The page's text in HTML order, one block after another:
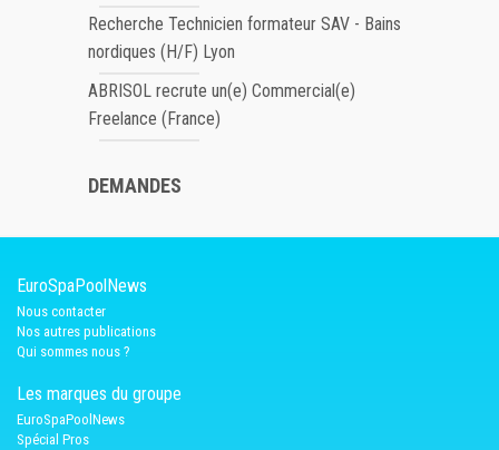
Recherche Technicien formateur SAV - Bains
nordiques (H/F) Lyon
ABRISOL recrute un(e) Commercial(e)
Freelance (France)
DEMANDES
EuroSpaPoolNews
Nous contacter
Nos autres publications
Qui sommes nous ?
Les marques du groupe
EuroSpaPoolNews
Spécial Pros